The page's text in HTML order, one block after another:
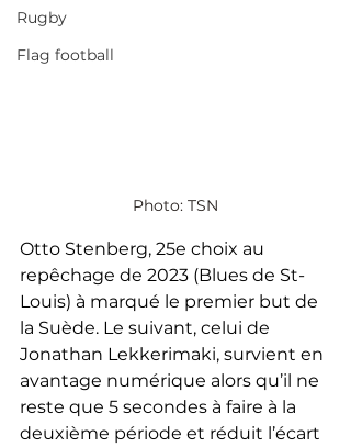
Rugby
Flag football
Photo: TSN
Otto Stenberg, 25e choix au
repêchage de 2023 (Blues de St-
Louis) à marqué le premier but de
la Suède. Le suivant, celui de
Jonathan Lekkerimaki, survient en
avantage numérique alors qu’il ne
reste que 5 secondes à faire à la
deuxième période et réduit l’écart